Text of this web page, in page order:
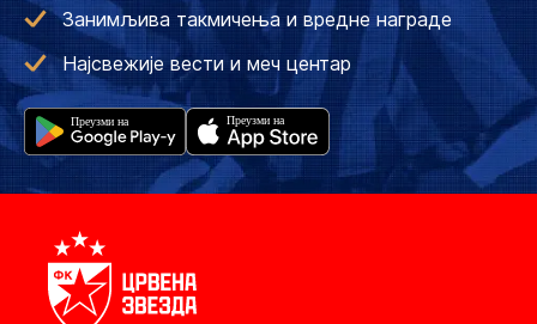
Занимљива такмичења и вредне награде
Најсвежије вести и меч центар